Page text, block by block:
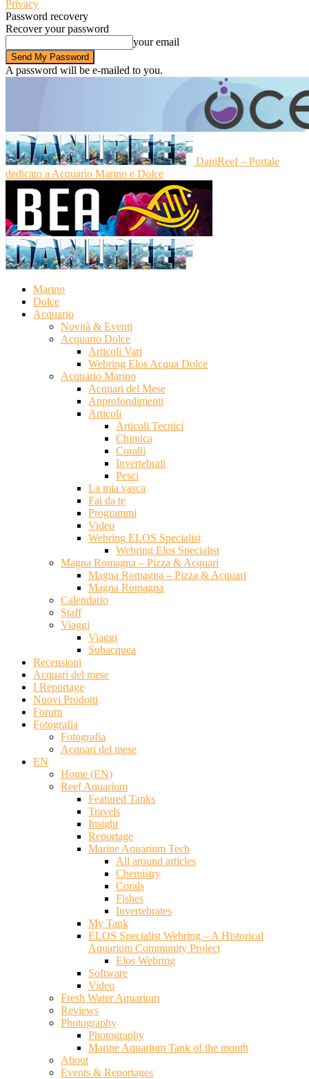
Privacy
Password recovery
Recover your password
your email
A password will be e-mailed to you.
DaniReef – Portale
dedicato a Acquario Marino e Dolce
Marino
Dolce
Acquario
Novità & Eventi
Acquario Dolce
Articoli Vari
Webring Elos Acqua Dolce
Acquario Marino
Acquari del Mese
Approfondimenti
Articoli
Articoli Tecnici
Chimica
Coralli
Invertebrati
Pesci
La mia vasca
Fai da te
Programmi
Video
Webring ELOS Specialist
Webring Elos Specialist
Magna Romagna – Pizza & Acquari
Magna Romagna – Pizza & Acquari
Magna Romagna
Calendario
Staff
Viaggi
Viaggi
Subacquea
Recensioni
Acquari del mese
I Reportage
Nuovi Prodotti
Forum
Fotografia
Fotografia
Acquari del mese
EN
Home (EN)
Reef Aquarium
Featured Tanks
Travels
Insight
Reportage
Marine Aquarium Tech
All around articles
Chemistry
Corals
Fishes
Invertebrates
My Tank
ELOS Specialist Webring – A Historical
Aquarium Community Project
Elos Webring
Software
Video
Fresh Water Aquarium
Reviews
Photography
Photography
Marine Aquarium Tank of the month
About
Events & Reportages